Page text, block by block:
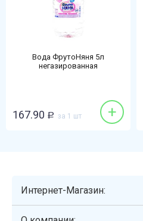
Вода ФрутоНяня 5л
негазированная
167.90 Р за 1 шт +
Интернет-Магазин: